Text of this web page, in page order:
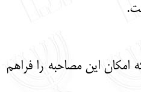
امکان این مصاحبه را فراهم